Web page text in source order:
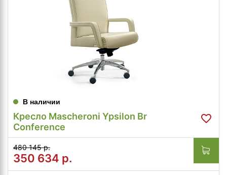
В наличии
Кресло Mascheroni Ypsilon Br
Conference
480 145 р.
350 634 р.